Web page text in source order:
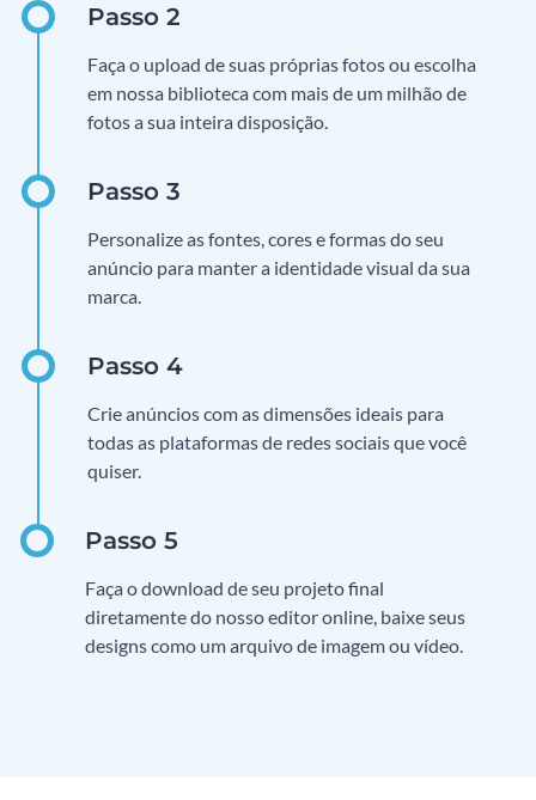
Faça o upload de suas próprias fotos ou escolha
em nossa biblioteca com mais de um milhão de
fotos a sua inteira disposição.
Personalize as fontes, cores e formas do seu
anúncio para manter a identidade visual da sua
marca.
Crie anúncios com as dimensões ideais para
todas as plataformas de redes sociais que você
quiser.
Faça o download de seu projeto final
diretamente do nosso editor online, baixe seus
designs como um arquivo de imagem ou vídeo.